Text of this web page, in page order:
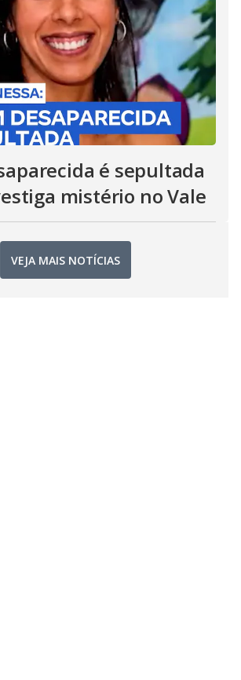
é sepultada
mistério no Vale
VEJA MAIS NOTÍCIAS